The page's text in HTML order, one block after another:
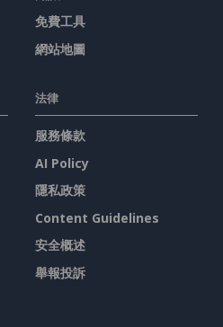
免費工具
網站地圖
法律
服務條款
AI Policy
隱私政策
Content Guidelines
安全概述
舉報投訴